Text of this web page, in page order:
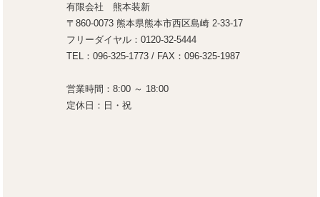
有限会社 熊本装新
〒860-0073 熊本県熊本市西区島崎 2-33-17
フリーダイヤル：0120-32-5444
TEL：096-325-1773 / FAX：096-325-1987
営業時間：8:00 ～ 18:00
定休日：日・祝